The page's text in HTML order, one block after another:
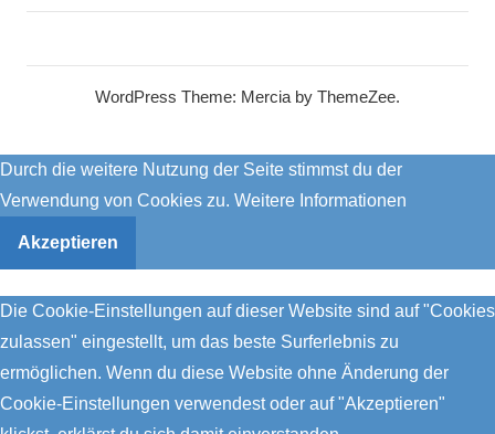
WordPress Theme: Mercia by ThemeZee.
Durch die weitere Nutzung der Seite stimmst du der
Verwendung von Cookies zu. Weitere Informationen
Akzeptieren
Die Cookie-Einstellungen auf dieser Website sind auf "Cookies
zulassen" eingestellt, um das beste Surferlebnis zu
ermöglichen. Wenn du diese Website ohne Änderung der
Cookie-Einstellungen verwendest oder auf "Akzeptieren"